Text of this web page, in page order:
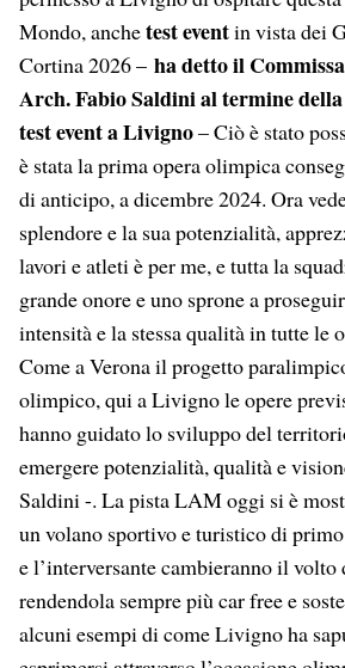
Mondo, anchetest eventin vista dei
Cortina 2026 – ha detto il
Arch. Fabio Saldini al termine
test event a Livigno– Ciò è stato
è stata la prima opera olimpica
di anticipo, a dicembre 2024. Ora
splendore e la sua potenzialità,
lavori e atleti è per me, e tutta la
grande onore e uno sprone a
intensità e la stessa qualità in tutte le
Come a Verona il progetto
olimpico, qui a Livigno le opere
hanno guidato lo sviluppo del
emergere potenzialità, qualità e
Saldini -. La pista LAM oggi si è
un volano sportivo e turistico di
e l’interversante cambieranno il
rendendola sempre più car free e
alcuni esempi di come Livigno ha